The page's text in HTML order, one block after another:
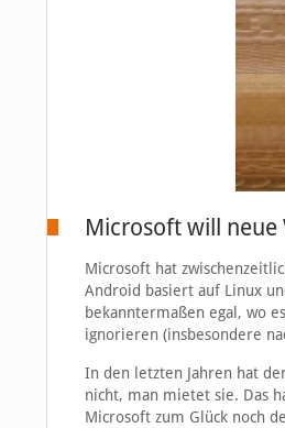
Microsoft will neue
Microsoft hat
Android basiert auf Linux
bekanntermaßen egal, wo
ignorieren (insbesondere
In den letzten Jahren hat
nicht, man mietet sie. Das
Microsoft zum Glück noch